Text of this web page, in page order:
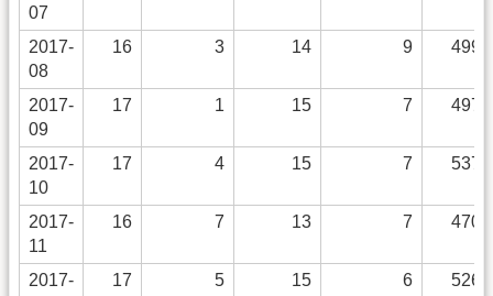
07
2017-
08
16 3 14 9 499
2017-
09
17 1 15 7 497
2017-
10
17 4 15 7 537
2017-
11
16 7 13 7 470
2017-
17 5 15 6 526